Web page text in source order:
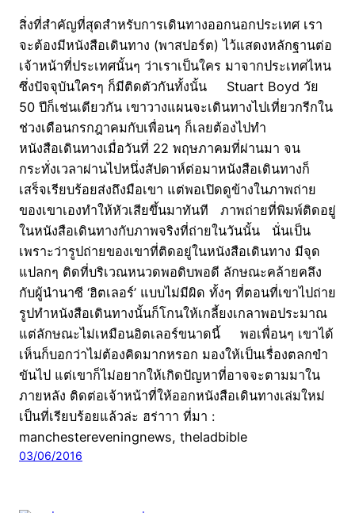
สิ่งที่สำคัญที่สุดสำหรับการเดินทางออกนอกประเทศ เรา
จะต้องมีหนังสือเดินทาง (พาสปอร์ต) ไว้แสดงหลักฐานต่อ
เจ้าหน้าที่ประเทศนั้นๆ ว่าเราเป็นใคร มาจากประเทศไหน
ซึ่งปัจจุบันใครๆ ก็มีติดตัวกันทั้งนั้น Stuart Boyd วัย
50 ปีก็เช่นเดียวกัน เขาวางแผนจะเดินทางไปเที่ยวกรีกใน
ช่วงเดือนกรกฎาคมกับเพื่อนๆ ก็เลยต้องไปทำ
หนังสือเดินทางเมื่อวันที่ 22 พฤษภาคมที่ผ่านมา จน
กระทั่งเวลาผ่านไปหนึ่งสัปดาห์ต่อมาหนังสือเดินทางก็
เสร็จเรียบร้อยส่งถึงมือเขา แต่พอเปิดดูข้างในภาพถ่าย
ของเขาเองทำให้หัวเสียขึ้นมาทันที ภาพถ่ายที่พิมพ์ติดอยู่
ในหนังสือเดินทางกับภาพจริงที่ถ่ายในวันนั้น นั่นเป็น
เพราะว่ารูปถ่ายของเขาที่ติดอยู่ในหนังสือเดินทาง มีจุด
แปลกๆ ติดที่บริเวณหนวดพอดิบพอดี ลักษณะคล้ายคลึง
กับผู้นำนาซี ‘ฮิตเลอร์’ แบบไม่มีผิด ทั้งๆ ที่ตอนที่เขาไปถ่าย
รูปทำหนังสือเดินทางนั้นก็โกนให้เกลี้ยงเกลาพอประมาณ
แต่ลักษณะไม่เหมือนอิตเลอร์ขนาดนี้ พอเพื่อนๆ เขาได้
เห็นก็บอกว่าไม่ต้องคิดมากหรอก มองให้เป็นเรื่องตลกขำ
ขันไป แต่เขาก็ไม่อยากให้เกิดปัญหาที่อาจจะตามมาใน
ภายหลัง ติดต่อเจ้าหน้าที่ให้ออกหนังสือเดินทางเล่มใหม่
เป็นที่เรียบร้อยแล้วล่ะ ฮร่าาา ที่มา :
manchestereveningnews, theladbible
03/06/2016